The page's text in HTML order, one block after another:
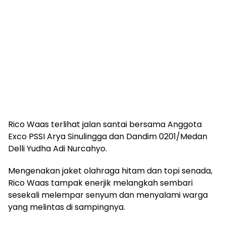
Rico Waas terlihat jalan santai bersama Anggota
Exco PSSI Arya Sinulingga dan Dandim 0201/Medan
Delli Yudha Adi Nurcahyo.
Mengenakan jaket olahraga hitam dan topi senada,
Rico Waas tampak enerjik melangkah sembari
sesekali melempar senyum dan menyalami warga
yang melintas di sampingnya.